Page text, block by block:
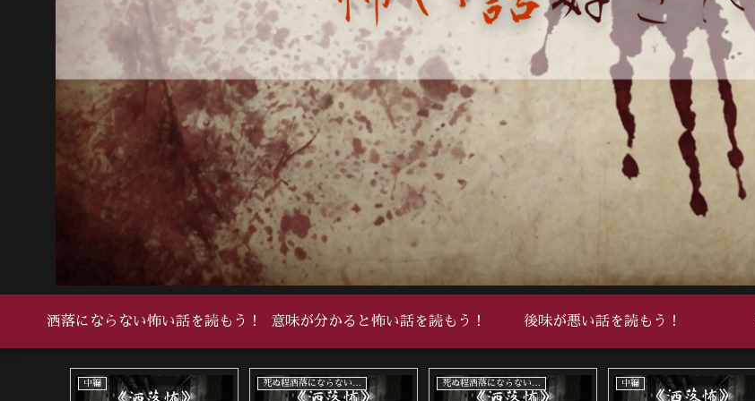
洒落にならない怖い話を読もう！ 意味が分かると怖い話を読もう！ 後味が悪い話を読もう！
中編 死ぬ程洒落にならない怖い話 死ぬ程洒落にならない怖い話 中編